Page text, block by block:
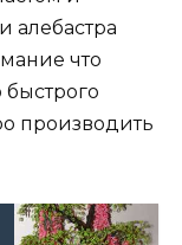
алебастра
что
производить